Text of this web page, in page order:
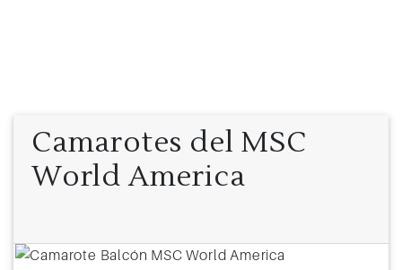
Camarotes del MSC
World America